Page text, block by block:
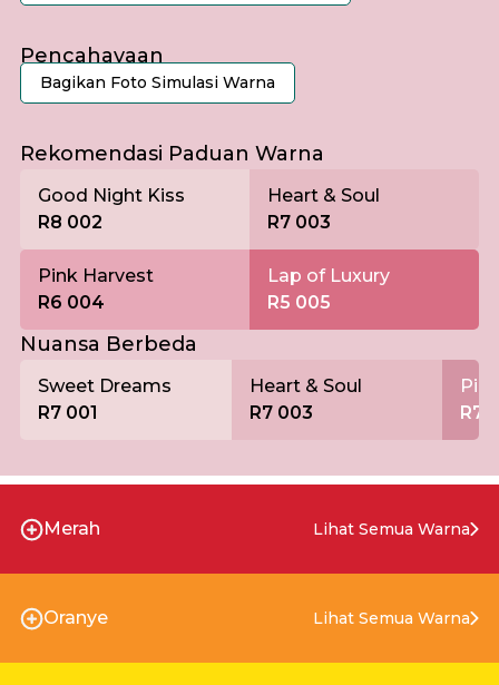
Pencahayaan
Bagikan Foto Simulasi Warna
Rekomendasi Paduan Warna
Good Night Kiss
R8 002
Heart & Soul
R7 003
Pink Harvest
R6 004
Lap of Luxury
R5 005
Nuansa Berbeda
Sweet Dreams
R7 001
Heart & Soul
R7 003
R7
Merah Lihat Semua Warna
Oranye Lihat Semua Warna